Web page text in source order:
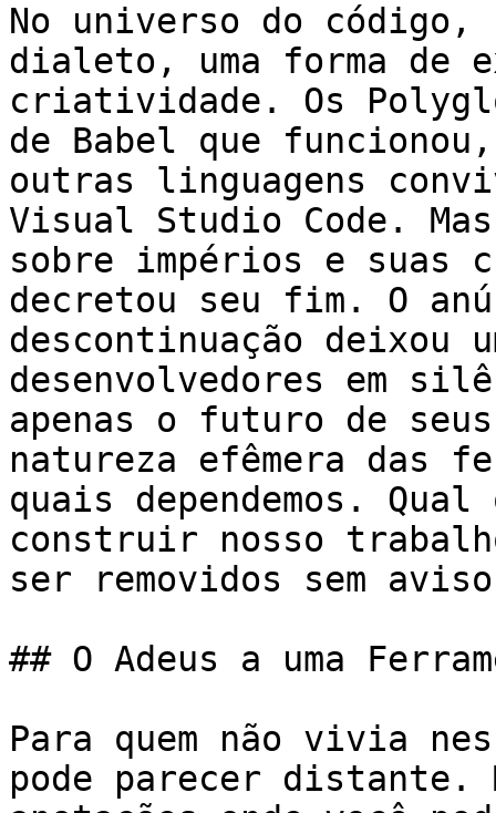
No universo do código,
dialeto, uma forma de
criatividade. Os
de Babel que funcionou,
outras linguagens
Visual Studio Code.
sobre impérios e suas
decretou seu fim. O
descontinuação deixou
desenvolvedores em
apenas o futuro de
natureza efêmera das
quais dependemos.
construir nosso
ser removidos sem
## O Adeus a uma
Para quem não vivia
pode parecer distante.